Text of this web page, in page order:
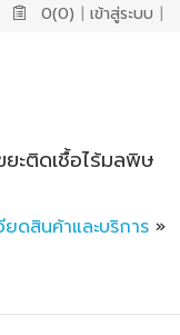
0(0) | เข้าสู่ระบบ |
ยะติดเชื้อไร้มลพิษ
ยดสินค้าและบริการ »